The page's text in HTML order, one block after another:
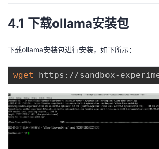
4.1 下载ollama安装包
下载ollama安装包进行安装，如下所示：
wget